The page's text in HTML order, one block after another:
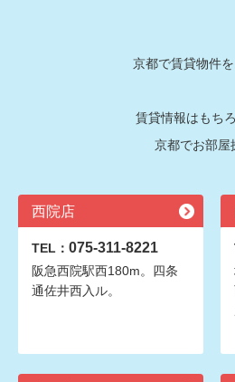
京都で賃貸物件
賃貸情報はもち
京都でお部屋
西院店
TEL： 075-311-8221
阪急西院駅西180m。四条
通佐井西入ル。